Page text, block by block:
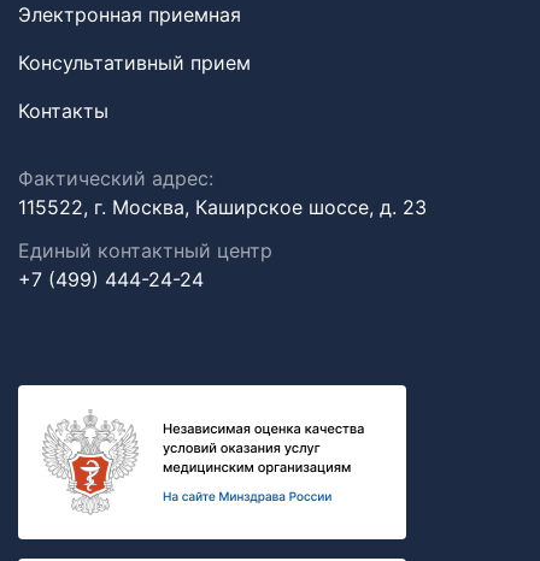
Электронная приемная
Консультативный прием
Контакты
Фактический адрес:
115522, г. Москва, Каширское шоссе, д. 23
Единый контактный центр
+7 (499) 444-24-24